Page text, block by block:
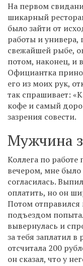
На первом
шикарный
было зайти от
работы и универа,
свежайшей рыбе,
потом, наконец, и
Официантка
его из моих рук,
так спрашивает:
кофе и самый
зазрения совести.
Мужчина
Коллега по
вечером, мне было
согласилась.
оплатить, но он
Потом
подъездом
вывернулась и
за тебя заплатил
отсчитала 200
он сказал, что у